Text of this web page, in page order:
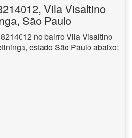
Vila Visaltino
São Paulo
no bairro Vila Visaltino
estado São Paulo abaixo: